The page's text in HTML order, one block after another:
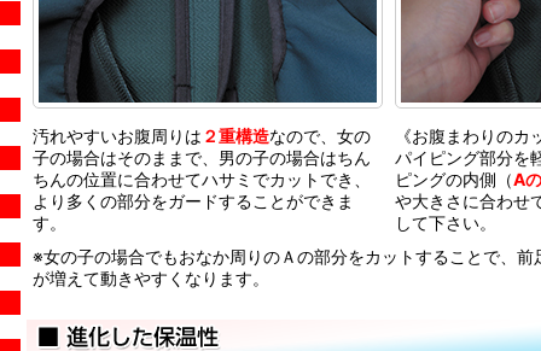
汚れやすいお腹周りは ２重構造なので、女の
子の場合はそのままで、男の子の場合はちん
ちんの位置に合わせてハサミでカットでき、
より多くの部分をガードすることができま
す。
《お腹まわりのカ
パイピング部分を
ピングの内側（A
や大きさに合わせ
して下さい。
※女の子の場合でもおなか周りのＡの部分をカットすることで、
が増えて動きやすくなります。